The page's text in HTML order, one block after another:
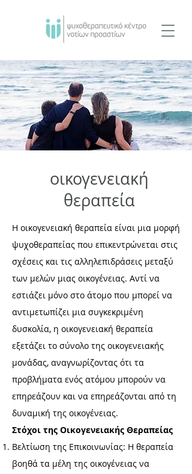
οικογενειακή
θεραπεία
Η οικογενειακή θεραπεία είναι μια μορφή
ψυχοθεραπείας που επικεντρώνεται στις
σχέσεις και τις αλληλεπιδράσεις μεταξύ
των μελών μιας οικογένειας. Αντί να
εστιάζει μόνο στο άτομο που μπορεί να
αντιμετωπίζει μια συγκεκριμένη
δυσκολία, η οικογενειακή θεραπεία
εξετάζει το σύνολο της οικογενειακής
μονάδας, αναγνωρίζοντας ότι τα
προβλήματα ενός ατόμου μπορούν να
επηρεάζουν και να επηρεάζονται από τη
δυναμική της οικογένειας.
Στόχοι της Οικογενειακής Θεραπείας
Βελτίωση της Επικοινωνίας: Η θεραπεία
βοηθά τα μέλη της οικογένειας να